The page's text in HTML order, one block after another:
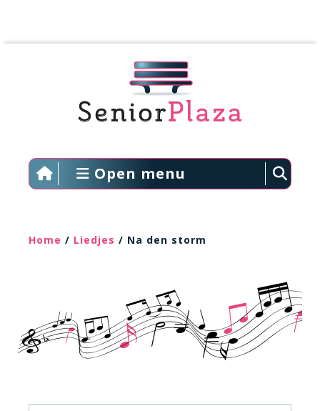
Open menu
Home / Liedjes / Na den storm